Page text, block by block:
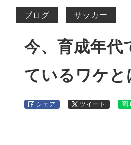
ブログ サッカー
今、育成年代
ているワケと
シェア ツイート